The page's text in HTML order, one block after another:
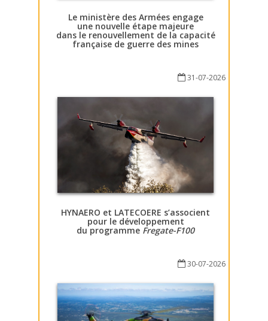
Le ministère des Armées engage
une nouvelle étape majeure
dans le renouvellement de la capacité
française de guerre des mines
31-07-2026
HYNAERO et LATECOERE s’associent
pour le développement
du programme Fregate-F100
30-07-2026